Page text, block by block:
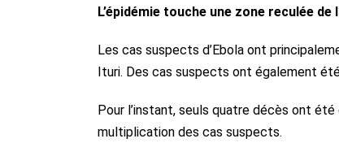
L’épidémie touche une zone reculée de
Les cas suspects d’Ebola ont
Ituri. Des cas suspects ont également
Pour l’instant, seuls quatre décès ont
multiplication des cas suspects.